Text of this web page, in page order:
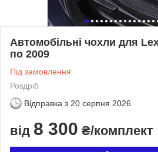
Автомобільні чохли для
по 2009
Під замовлення
Роздріб
Відправка з 20 серпня 2026
від 8 300 ₴/комплект